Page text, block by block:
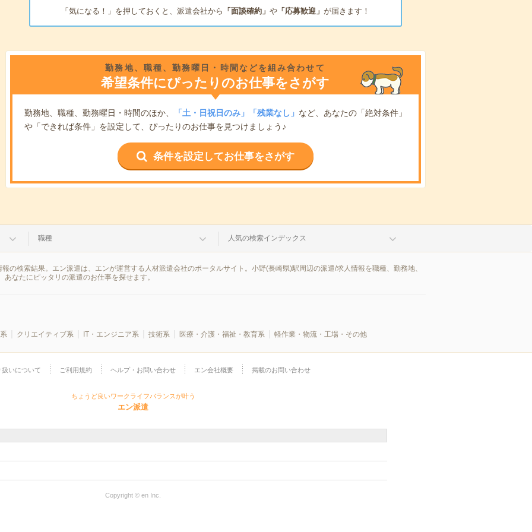
「気になる！」を押しておくと、派遣会社から 「面談確約」 や「応募歓迎」 が届きます！
勤務地、職種、勤務曜日・時間などを組み合わせて
希望条件にぴったりのお仕事をさがす
勤務地、職種、勤務曜日・時間のほか、 「土・日祝日のみ」「残業なし」 など、あなたの「絶対条件」
や「できれば条件」を設定して、ぴったりのお仕事を見つけましょう♪
条件を設定してお仕事をさがす
職種 人気の検索インデックス
の検索結果。エン派遣は、エンが運営する人材派遣会社のポータルサイト。小野(長崎県)駅周辺の派遣/求人情報を職種、勤務地、
なたにピッタリの派遣のお仕事を探せます。
クリエイティブ系 IT・エンジニア系 技術系 医療・介護・福祉・教育系 軽作業・物流・工場・その他
いについて ご利用規約 ヘルプ・お問い合わせ エン会社概要 掲載のお問い合わせ
ちょうど良いワークライフバランスが叶う
エン派遣
Copyright © en Inc.